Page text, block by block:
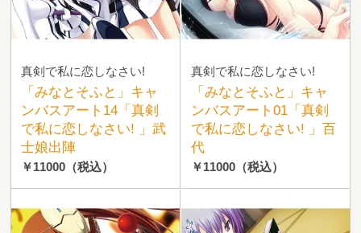
真剣で私に恋しなさい!
「みなとそふと」キャ
ンバスアート14「真剣
で私に恋しなさい! 」武
士娘出陣
￥11000 （税込）
真剣で私に恋しなさい!
「みなとそふと」キャ
ンバスアート01「真剣
で私に恋しなさい! 」百
代
￥11000（税込）